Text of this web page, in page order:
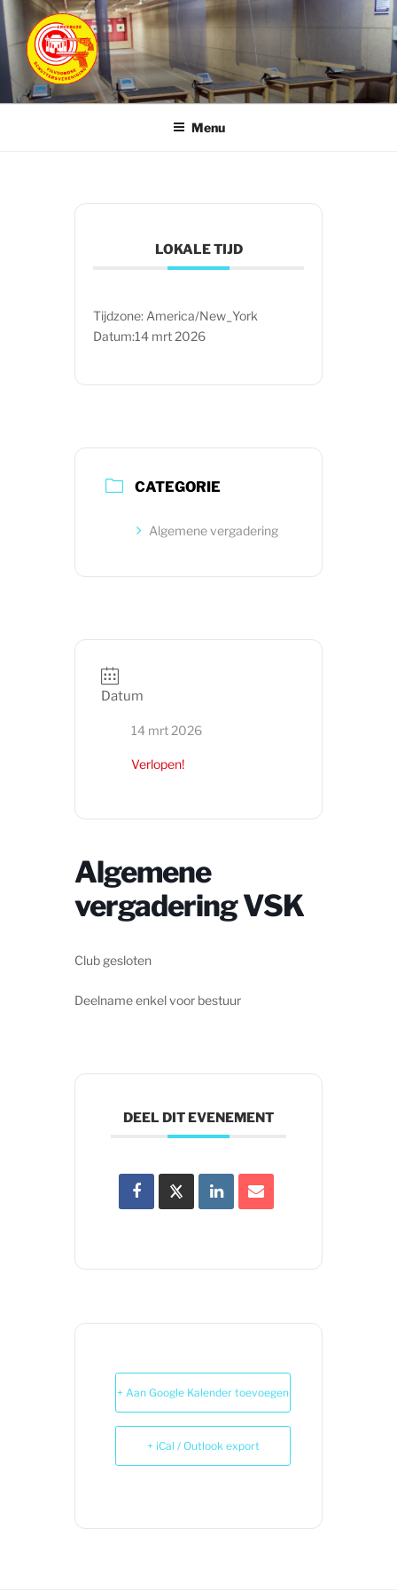
Ga
naar
de
inhoud
ARKEBUZE
Vilvoordse Schuttersvereniging
Menu
LOKALE TIJD
Tijdzone: America/New_York
Datum:14 mrt 2026
CATEGORIE
Algemene vergadering
Datum
14 mrt 2026
Verlopen!
Algemene
vergadering VSK
Club gesloten
Deelname enkel voor bestuur
DEEL DIT EVENEMENT
+ Aan Google Kalender toevoegen
+ iCal / Outlook export